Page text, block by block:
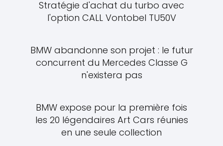
Stratégie d'achat du turbo avec
l'option CALL Vontobel TU50V
BMW abandonne son projet : le futur
concurrent du Mercedes Classe G
n'existera pas
BMW expose pour la première fois
les 20 légendaires Art Cars réunies
en une seule collection